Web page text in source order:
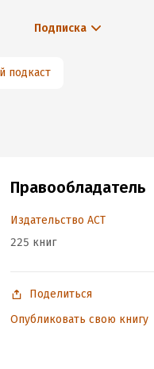
Подписка
подкаст
Правообладатель
Издательство АСТ
225 книг
Поделиться
Опубликовать свою книгу